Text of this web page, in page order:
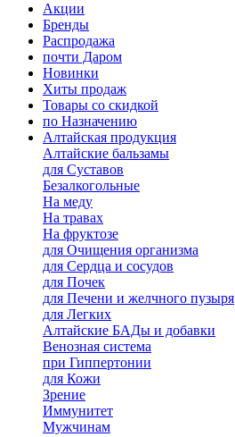
Акции
Бренды
Распродажа
почти Даром
Новинки
Хиты продаж
Товары со скидкой
по Назначению
Алтайская продукция
Алтайские бальзамы
для Суставов
Безалкогольные
На меду
На травах
На фруктозе
для Очищения организма
для Сердца и сосудов
для Почек
для Печени и желчного пузыря
для Легких
Алтайские БАДы и добавки
Венозная система
при Гиппертонии
для Кожи
Зрение
Иммунитет
Мужчинам